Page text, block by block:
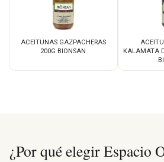
ACEITUNAS GAZPACHERAS
200G BIONSAN
KALAMATA
¿Por qué elegir Espacio